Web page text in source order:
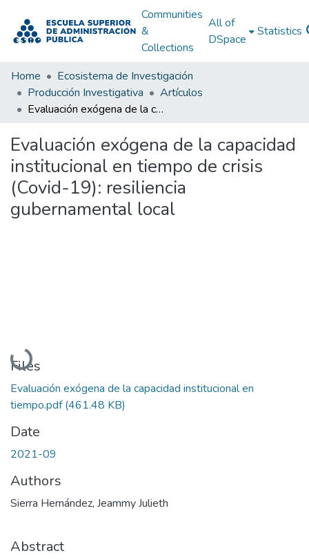
Communities
&
Collections
All of
DSpace
Statistics
Home
Ecosistema de Investigación
Producción Investigativa
Artículos
Evaluación exógena de la capacidad institucional en tiempo de crisis (Covid-19): resiliencia gubernamental local
Evaluación exógena de la capacidad
institucional en tiempo de crisis
(Covid-19): resiliencia
gubernamental local
Loading...
Files
Evaluación exógena de la capacidad institucional en
tiempo.pdf(461.48 KB)
Date
2021-09
Authors
Sierra Hernández, Jeammy Julieth
Abstract